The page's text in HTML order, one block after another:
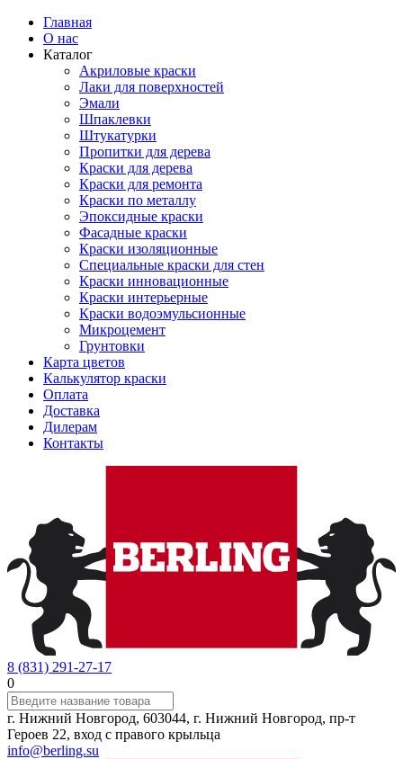
Главная
О нас
Каталог
Акриловые краски
Лаки для поверхностей
Эмали
Шпаклевки
Штукатурки
Пропитки для дерева
Краски для дерева
Краски для ремонта
Краски по металлу
Эпоксидные краски
Фасадные краски
Краски изоляционные
Специальные краски для стен
Краски инновационные
Краски интерьерные
Краски водоэмульсионные
Микроцемент
Грунтовки
Карта цветов
Калькулятор краски
Оплата
Доставка
Дилерам
Контакты
8 (831) 291-27-17
0
г. Нижний Новгород, 603044, г. Нижний Новгород, пр-т
Героев 22, вход с правого крыльца
info@berling.su